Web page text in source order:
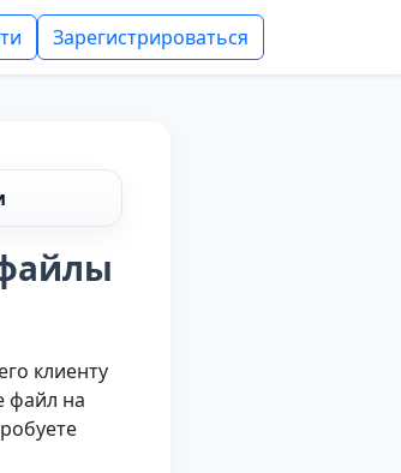
Зарегистрироваться
клиенту
файл на